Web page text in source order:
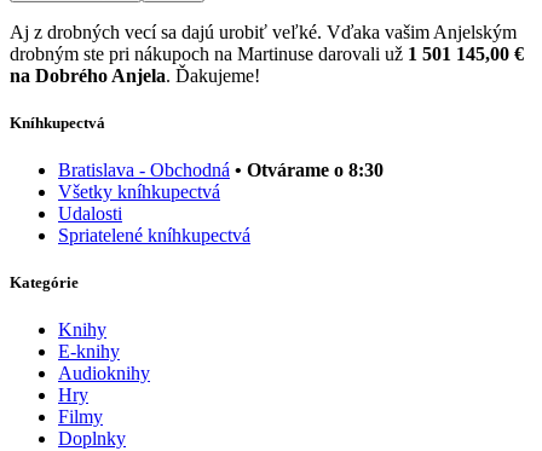
Aj z drobných vecí sa dajú urobiť veľké. Vďaka vašim Anjelským
drobným ste pri nákupoch na Martinuse darovali už 1 501 145,00 €
na Dobrého Anjela. Ďakujeme!
Kníhkupectvá
Bratislava - Obchodná • Otvárame o 8:30
Všetky kníhkupectvá
Udalosti
Spriatelené kníhkupectvá
Kategórie
Knihy
E-knihy
Audioknihy
Hry
Filmy
Doplnky